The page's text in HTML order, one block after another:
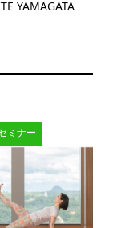
YAMAGATA
ミナー